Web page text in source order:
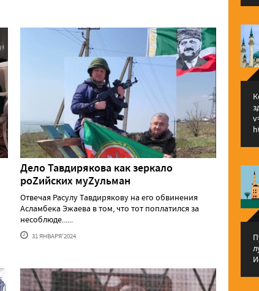
Дело Тавдирякова как зеркало
роZийских муZульман
Отвечая Расулу Тавдирякову на его обвинения
Асламбека Эжаева в том, что тот поплатился за
несоблюде......
31 ЯНВАРЯ'2024